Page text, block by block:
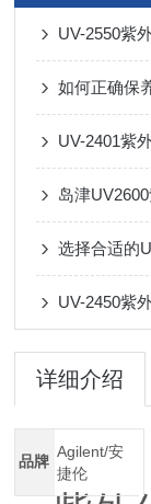
UV-2550紫
如何正确保
UV-2401紫
岛津
选择合适的
详细介绍
品牌
Agilent/安
捷伦